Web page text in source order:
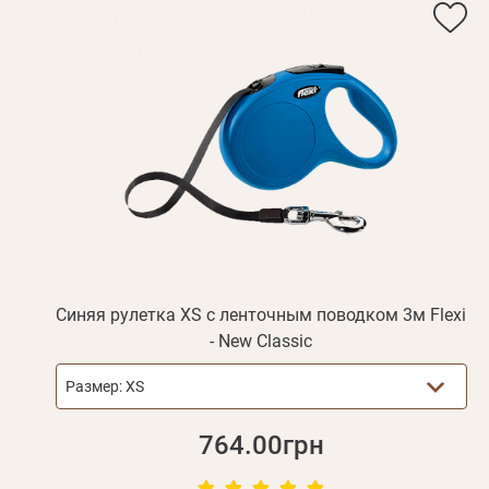
Синяя рулетка XS с ленточным поводком 3м Flexi
- New Classic
Размер:XS
764.00грн
Вам